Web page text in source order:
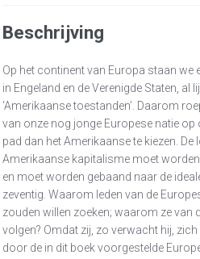
Beschrijving
Op het continent van Europa staan we
in Engeland en de Verenigde Staten, al
‘Amerikaanse toestanden’. Daarom
van onze nog jonge Europese natie op
pad dan het Amerikaanse te kiezen. De
Amerikaanse kapitalisme moet
en moet worden gebaand naar de
zeventig. Waarom leden van de
zouden willen zoeken; waarom ze van
volgen? Omdat zij, zo verwacht hij,
door de in dit boek voorgestelde